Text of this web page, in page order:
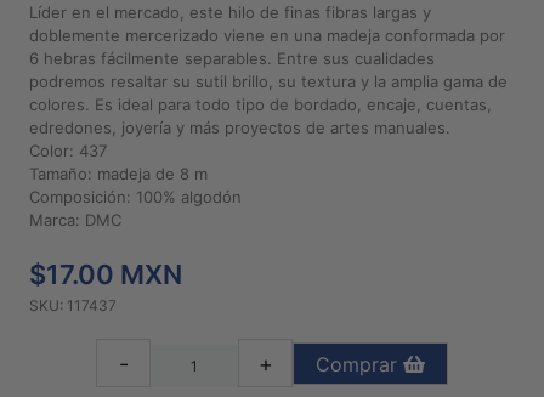
Aviso De
Privacidad
Políticas
Compra
Diseños
Líder en el mercado, este hilo de finas fibras largas y
doblemente mercerizado viene en una madeja conformada por
6 hebras fácilmente separables. Entre sus cualidades
podremos resaltar su sutil brillo, su textura y la amplia gama de
colores. Es ideal para todo tipo de bordado, encaje, cuentas,
edredones, joyería y más proyectos de artes manuales.
Color: 437
Tamaño: madeja de 8 m
Composición: 100% algodón
Marca: DMC
$17.00 MXN
SKU: 117437
- + Comprar